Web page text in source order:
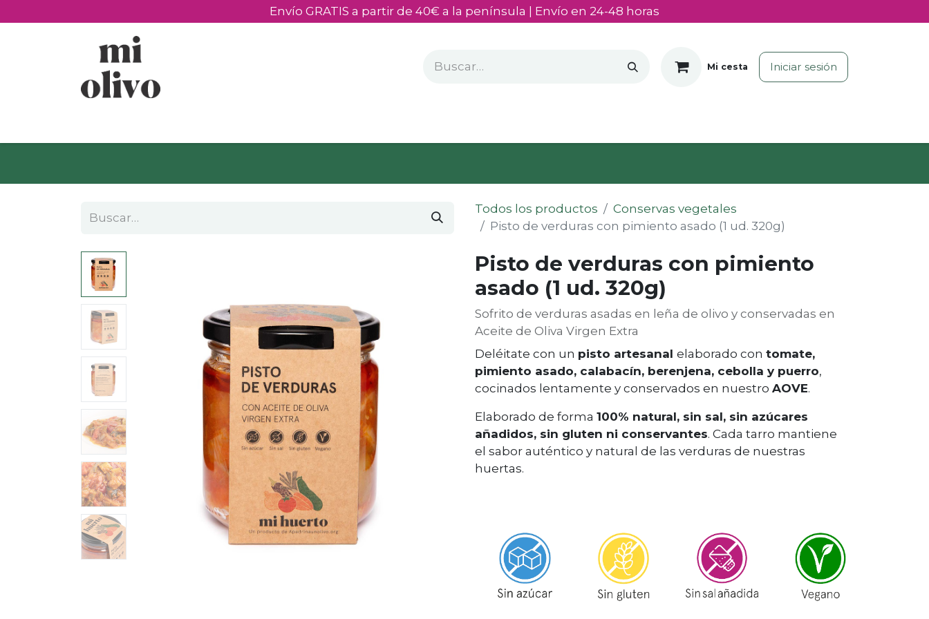
Envío GRATIS a partir de 40€ a la península | Envío en 24-48 horas
Mi cesta Iniciar sesión
Todos los productos
Conservas vegetales
Pisto de verduras con pimiento asado (1 ud. 320g)
Pisto de verduras con pimiento
asado (1 ud. 320g)
Sofrito de verduras asadas en leña de olivo y conservadas en
Aceite de Oliva Virgen Extra
Deléitate con un pisto artesanal elaborado con tomate,
pimiento asado, calabacín, berenjena, cebolla y puerro,
cocinados lentamente y conservados en nuestro AOVE.
Elaborado de forma 100% natural, sin sal, sin azúcares
añadidos, sin gluten ni conservantes. Cada tarro mantiene
el sabor auténtico y natural de las verduras de nuestras
huertas.